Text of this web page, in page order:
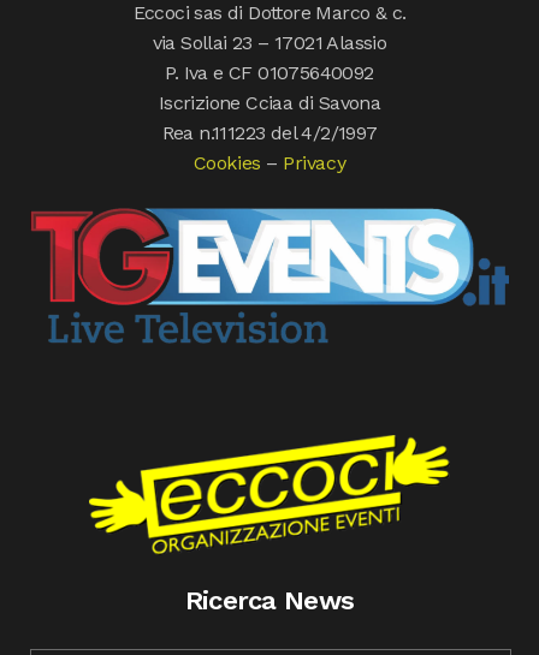
Eccoci sas di Dottore Marco & c.
via Sollai 23 – 17021 Alassio
P. Iva e CF 01075640092
Iscrizione Cciaa di Savona
Rea n.111223 del 4/2/1997
Cookies – Privacy
Ricerca News